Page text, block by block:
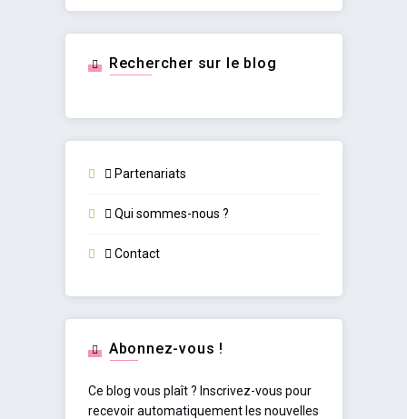
Rechercher sur le blog
Partenariats
Qui sommes-nous ?
Contact
Abonnez-vous !
Ce blog vous plaît ? Inscrivez-vous pour
recevoir automatiquement les nouvelles